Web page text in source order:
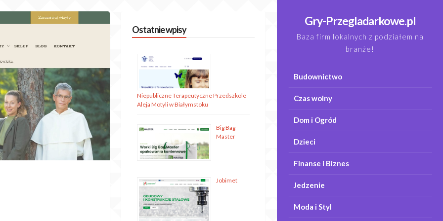
Gry-Przegladarkowe.pl
Baza firm lokalnych z podziałem na
branże!
Budownictwo
Czas wolny
Dom i Ogród
Dzieci
Finanse i Biznes
Jedzenie
Moda i Styl
Ostatnie wpisy
Niepubliczne Terapeutyczne Przedszkole
Aleja Motyli w Białymstoku
Big Bag
Master
Jobimet